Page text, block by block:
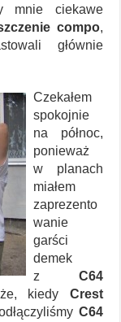
mnie ciekawe
compo,
głównie
Czekałem
spokojnie
na północ,
ponieważ
w planach
miałem
zaprezento
wanie
garści
demek
z C64
kiedy Crest
C64